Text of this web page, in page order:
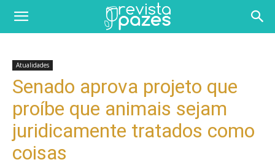
Atualidades
Senado aprova projeto que
proíbe que animais sejam
juridicamente tratados como
coisas